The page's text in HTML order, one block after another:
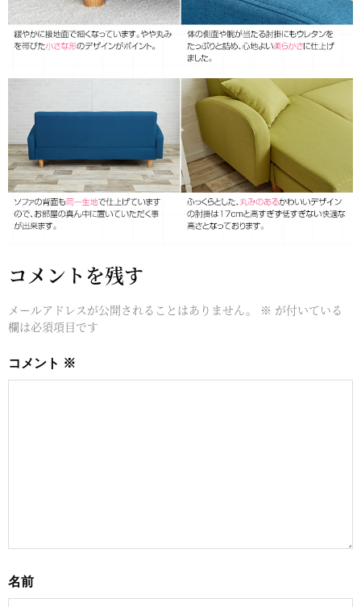
コメントを残す
メールアドレスが公開されることはありません。 ※ が付いている
欄は必須項目です
コメント ※
名前